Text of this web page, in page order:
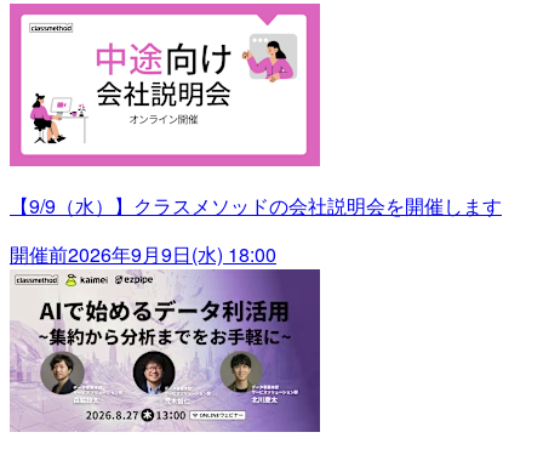
【9/9（水）】クラスメソッドの会社説明会を開催します
開催前2026年9月9日(水) 18:00